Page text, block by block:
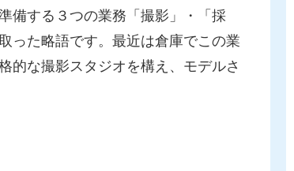
備する３つの業務「撮影」・「採
った略語です。最近は倉庫でこの業
的な撮影スタジオを構え、モデルさ